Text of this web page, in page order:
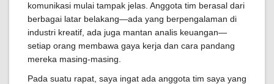
komunikasi mulai tampak jelas. Anggota tim berasal dari
berbagai latar belakang—ada yang berpengalaman di
industri kreatif, ada juga mantan analis keuangan—
setiap orang membawa gaya kerja dan cara pandang
mereka masing-masing.
Pada suatu rapat, saya ingat ada anggota tim saya yang